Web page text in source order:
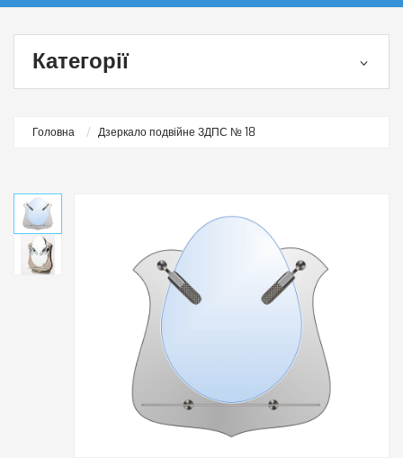
Категорії
Головна Дзеркало подвійне ЗДПС № 18